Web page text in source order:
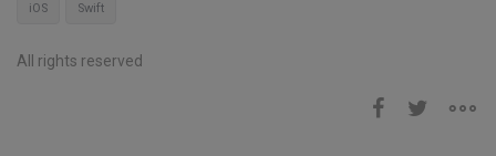
iOS Swift
All rights reserved